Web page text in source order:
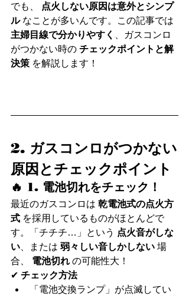
でも、
点火しない原因は意外とシンプ
ル なことが多いんです。この記事では
主婦目線で分かりやすく
、ガスコンロ
がつかない時の チェックポイントと解
決策 を解説します！
2. ガスコンロがつかない
原因とチェックポイント
🔥 1. 電池切れをチェック！
最近のガスコンロは 乾電池式の点火方
式 を採用しているものがほとんどで
す。「チチチ…」という 点火音がしな
い 、または 弱々しい音しかしない 場
合、 電池切れ の可能性大！
✔ チェック方法
「電池交換ランプ」が点滅してい